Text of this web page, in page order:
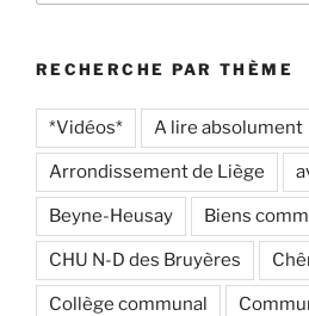
RECHERCHE PAR THÈME
*Vidéos* A lire absolument
Arrondissement de Liège
Beyne-Heusay Biens
CHU N-D des Bruyères
Collège communal